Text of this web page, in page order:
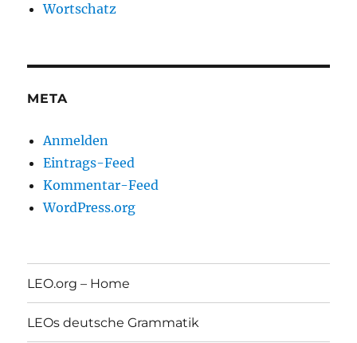
Wortschatz
META
Anmelden
Eintrags-Feed
Kommentar-Feed
WordPress.org
LEO.org – Home
LEOs deutsche Grammatik